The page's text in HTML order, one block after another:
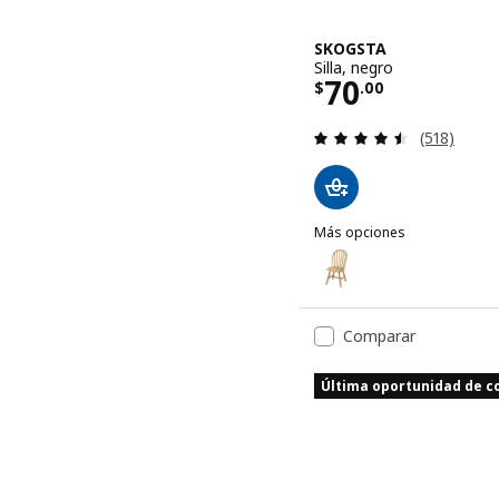
SKOGSTA
Silla, negro
$70.00
Precio $ 70.00
(518)
Más opciones
SKOGSTA
Opción: SKOGSTA, Silla,
Comparar
Última oportunidad de